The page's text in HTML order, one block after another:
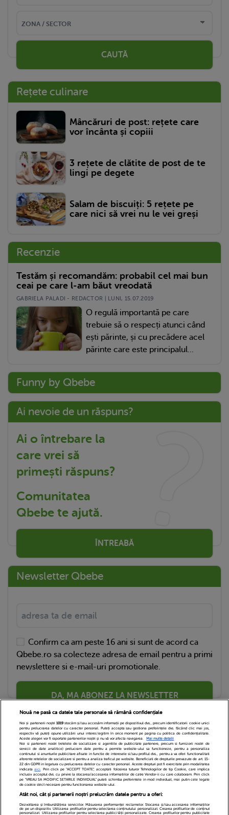
CAUTĂ
Rețete culinare
Mâncăruri de post: rețete care
vor încânta și copiii
3 rețete de clătite de post de te
lingi pe degete
Salam de biscuiți: 5 rețete pe
care nici să vrei nu le vei greși
Recenzie
Testăm și recomandăm: probabil cel mai bun
ceai pe care l-am băut vreodată
GABRIELA PALADI - REDACTOR | LUNI, 15.07.2019
O regulă importantă pe care
trebuie să o respecți atunci când
ești părinte, și cu precădere acel
părinte care este principalul...
Funny by Qbebe
Ai nevoie de un răspuns?
Ai o întrebare la
care vrei să
primești răspuns?
Comunitatea
Qbebe te ajută.
ÎNTREABĂ
Newsletter Qbebe
Confirm ca am peste 16 ani si sunt de acord ca
Qbebe.ro sa colecteze adresa de email pentru a primi
newslettere si e-mail-uri promotionale.
DA, MA ABONEZ LA NEWSLETTER
Echipa Editoriala Newsletter
Contact
Cariere
Cookies
Politica de confidentialitate
Nouă ne pasă ca datele tale personale să rămână confidențiale
Noi și partenerii noștri 1019stocăm și/sau accesăm informații pe dispozitivul dvs., precum identificatorii cookie unici
pentru prelucrarea datelor cu caracter personal. Puteți accepta sau gestiona preferințele dvs. făcând clic mai jos,
respectiv vă puteți opune utilizării unui interes legitim în orice moment pe pagina cu politica de confidențialitate.
Aceste alegeri vor fi raportate partenerilor noștri și nu vă vor afecta navigarea.
Mai multe detalii
Noi si partenerii nostri (retelele de socializare si agentiile de publicitate partenere, precum si furnizorii nostri de
servicii de date analitice) prelucram date pentru a permite website-ului sa functioneze, pentru a personaliza
continutul si anunturile publicitare afisate in functie de interesele si/sau profilul dvs., pentru a va oferi functionalitati
aferente retelelor de socializare si pentru a analiza traficul pe website. Beneficiati de drepturile prevazute de art. 15-
22 din GDPR in legatura cu prelucrarea datelor cu caracter personal. Aceste drepturi pot fi exercitate prin modalitatea
indicataaici. Prin click pe “ACCEPT TOATE”, acceptati folosirea tuturor Tehnologiilor de tip Cookie, care implica
inclusiv acceptul dvs. cu privire la stocarea/accesarea informatiilor de catre Vendor-ii cu care colaboram. Prin click
pe “VREAU SA MODIFIC SETARILE INDIVIDUAL” puteti schimba preferintele in mod individual, mai putin cele legate
de cookie strict necesare pentru functionarea website-ului.
Atât noi, cât și partenerii noștri prelucrăm datele pentru a oferi:
Dezvoltarea și îmbunătățirea serviciilor. Măsurarea performanței reclamelor. Stocarea și/sau accesarea informațiilor
de pe un dispozitiv. Utilizarea profilurilor pentru selectarea conținutului personalizat. Crearea profilurilor de conținut
personalizat. Utilizarea profilurilor pentru selectarea publicității personalizate. Crearea profilurilor pentru publicitate